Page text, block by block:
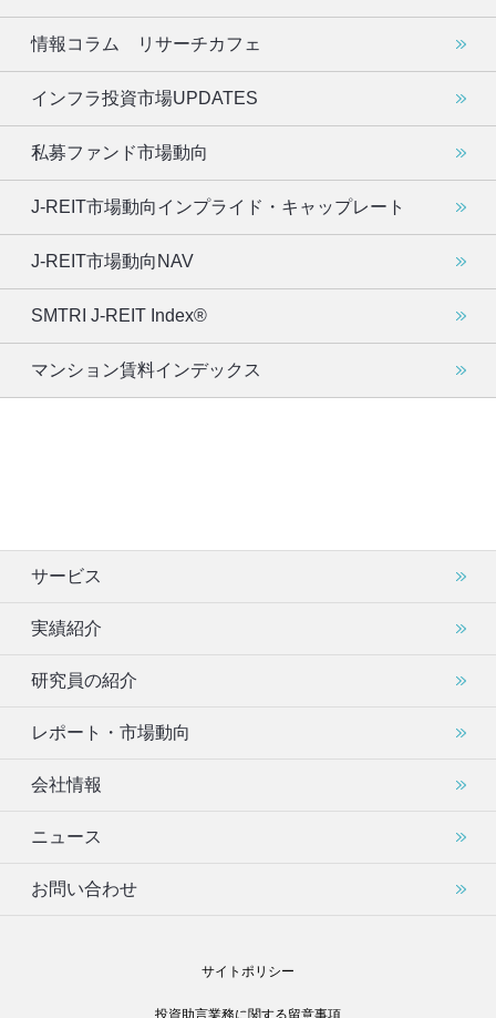
情報コラム リサーチカフェ
インフラ投資市場UPDATES
私募ファンド市場動向
J-REIT市場動向インプライド・キャップレート
J-REIT市場動向NAV
SMTRI J-REIT Index®
マンション賃料インデックス
サービス
実績紹介
研究員の紹介
レポート・市場動向
会社情報
ニュース
お問い合わせ
サイトポリシー
投資助言業務に関する留意事項